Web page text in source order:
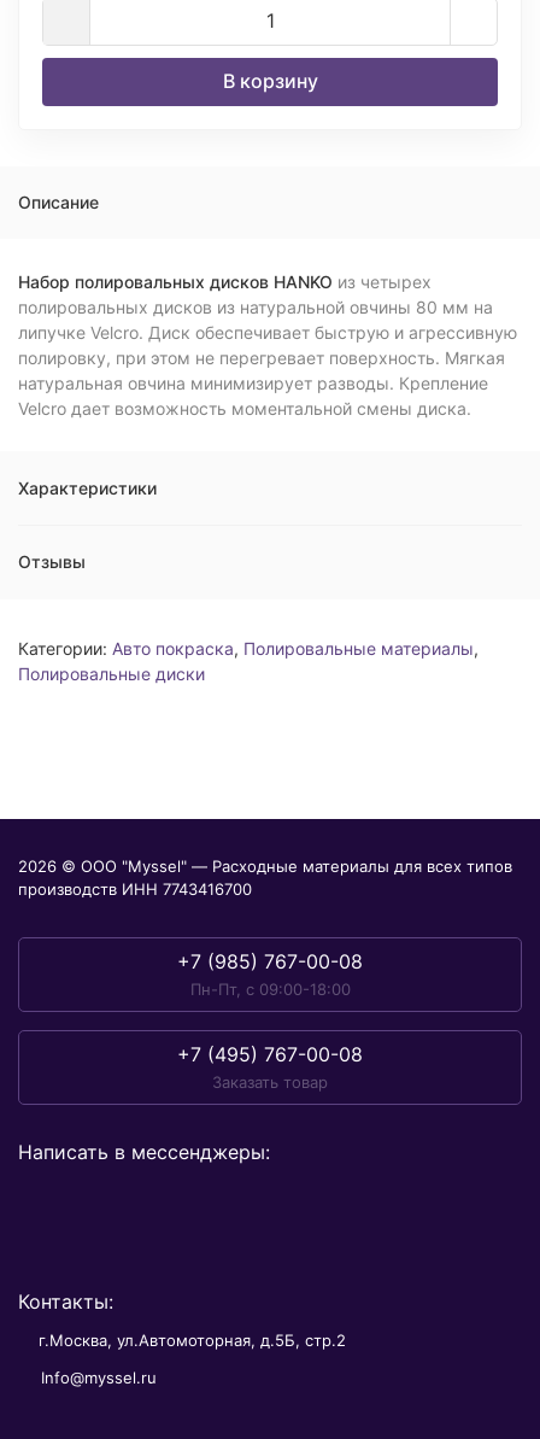
В корзину
Описание
Набор полировальных дисков HANKO из четырех
полировальных дисков из натуральной овчины 80 мм на
липучке Velcro. Диск обеспечивает быструю и агрессивную
полировку, при этом не перегревает поверхность. Мягкая
натуральная овчина минимизирует разводы. Крепление
Velcro дает возможность моментальной смены диска.
Характеристики
Отзывы
Категории: Авто покраска, Полировальные материалы,
Полировальные диски
2026 © ООО "Myssel" — Расходные материалы для всех типов
производств ИНН 7743416700
+7 (985) 767-00-08
Пн-Пт, с 09:00-18:00
+7 (495) 767-00-08
Заказать товар
Написать в мессенджеры:
Контакты:
г.Москва, ул.Автомоторная, д.5Б, стр.2
Info@myssel.ru